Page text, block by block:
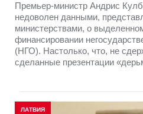
Премьер-министр Андрис
недоволен данными,
министерствами, о
финансировании
(НГО). Настолько, что, не
сделанные презентации
ЛАТВИЯ